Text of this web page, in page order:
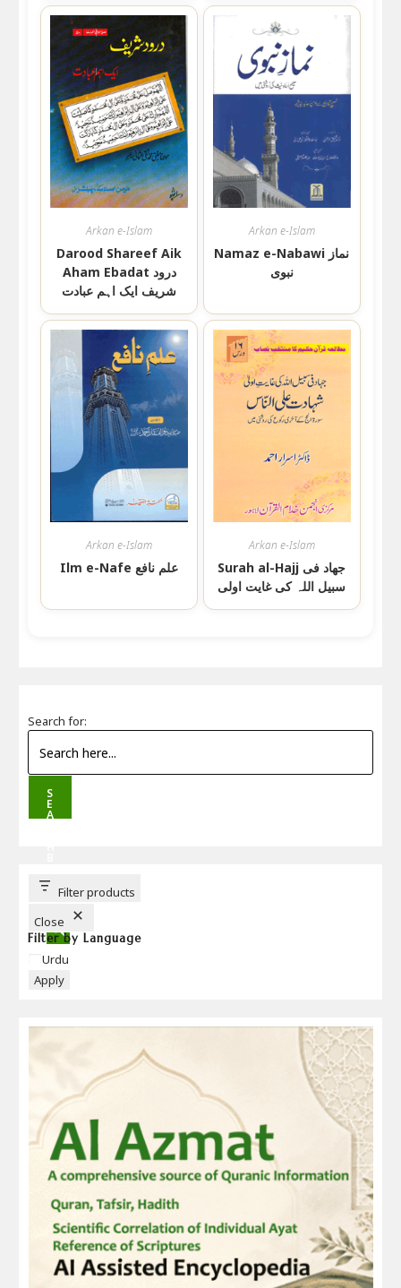
Arkan e-Islam
Darood Shareef Aik
Aham Ebadat درود
شریف ایک اہم عبادت
Arkan e-Islam
Namaz e-Nabawi نماز
نبوی
Arkan e-Islam
Ilm e-Nafe علم نافع
Arkan e-Islam
Surah al-Hajj جھاد فی
سبیل اللہ کی غایت اولی
Search for:
S
E
A
T
T
Filter products
Close
Filter by Language
Language
Urdu
Apply